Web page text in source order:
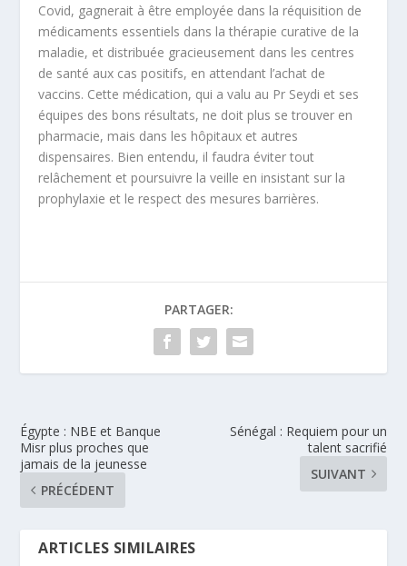
Covid, gagnerait à être employée dans la réquisition de
médicaments essentiels dans la thérapie curative de la
maladie, et distribuée gracieusement dans les centres
de santé aux cas positifs, en attendant l’achat de
vaccins. Cette médication, qui a valu au Pr Seydi et ses
équipes des bons résultats, ne doit plus se trouver en
pharmacie, mais dans les hôpitaux et autres
dispensaires. Bien entendu, il faudra éviter tout
relâchement et poursuivre la veille en insistant sur la
prophylaxie et le respect des mesures barrières.
PARTAGER:
Égypte : NBE et Banque
Misr plus proches que
jamais de la jeunesse
PRÉCÉDENT
Sénégal : Requiem pour un
talent sacrifié
SUIVANT
ARTICLES SIMILAIRES